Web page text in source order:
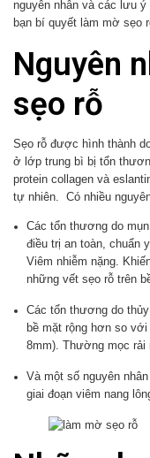
nguyên nhân và các lưu
bạn bí quyết làm mờ sẹo
Nguyên
sẹo rỗ
Sẹo rỗ được hình thành
ở lớp trung bì bị tổn
protein collagen và
tự nhiên. Có nhiều
Các tổn thương do
điều trị an toàn, chuẩn
Viêm nhiễm nặng.
những vết sẹo rỗ trên
Các tổn thương do
bề mặt rộng hơn so
8mm). Thường mọc rải
Và một số nguyên
giai đoạn viêm nang